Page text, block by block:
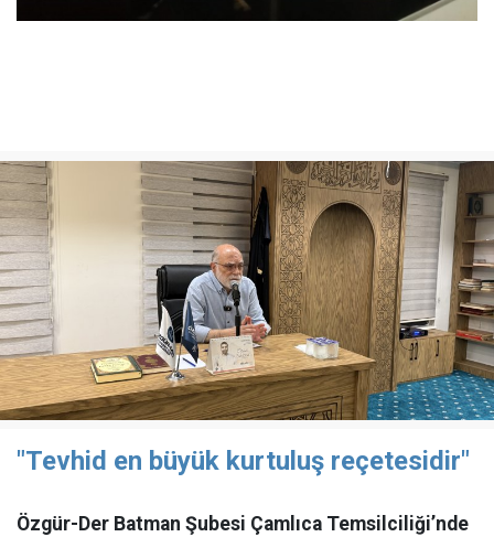
"Tevhid en büyük kurtuluş reçetesidir"
Özgür-Der Batman Şubesi Çamlıca Temsilciliği’nde